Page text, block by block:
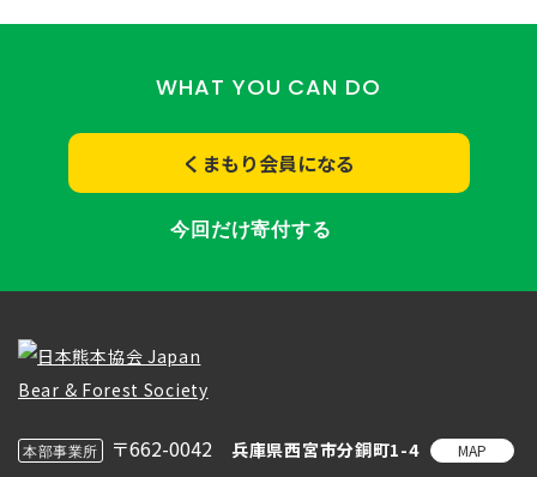
WHAT YOU CAN DO
くまもり会員になる
今回だけ寄付する
本部事業所 〒662-0042 兵庫県西宮市分銅町1-4 MAP